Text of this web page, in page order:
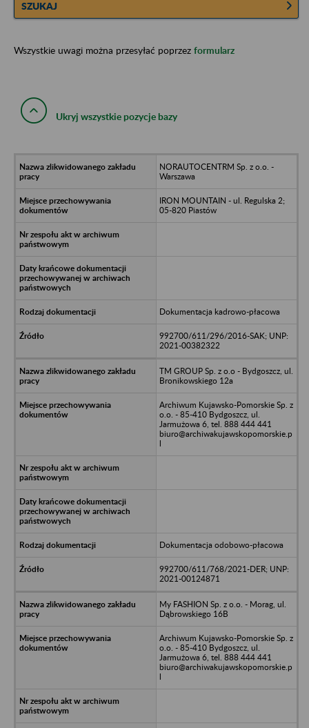
SZUKAJ
Wszystkie uwagi można przesyłać poprzez formularz
Ukryj wszystkie pozycje bazy
NORAUTOCENTRM Sp. z o.o. -
Warszawa
IRON MOUNTAIN - ul. Regulska 2;
05-820 Piastów
Dokumentacja kadrowo-płacowa
992700/611/296/2016-SAK; UNP:
2021-00382322
TM GROUP Sp. z o.o - Bydgoszcz, ul.
Bronikowskiego 12a
Archiwum Kujawsko-Pomorskie Sp. z
o.o. - 85-410 Bydgoszcz, ul.
Jarmużowa 6, tel. 888 444 441
biuro@archiwakujawskopomorskie.p
l
Dokumentacja odobowo-płacowa
992700/611/768/2021-DER; UNP:
2021-00124871
My FASHION Sp. z o.o. - Morag, ul.
Dąbrowskiego 16B
Archiwum Kujawsko-Pomorskie Sp. z
o.o. - 85-410 Bydgoszcz, ul.
Jarmużowa 6, tel. 888 444 441
biuro@archiwakujawskopomorskie.p
l